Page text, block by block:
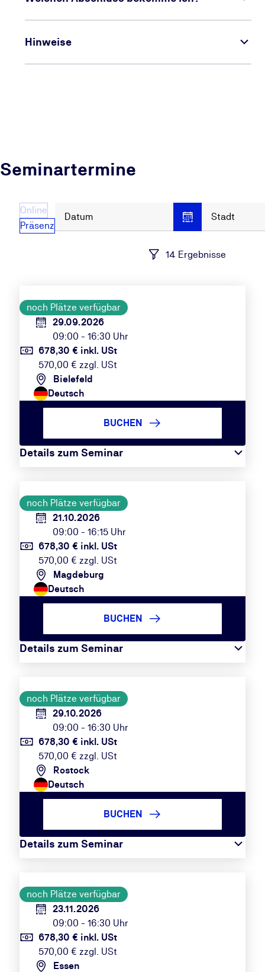
Hinweise
Seminartermine
Online
Präsenz
Datum Stadt
14 Ergebnisse
noch Plätze verfügbar
29.09.2026
09:00 - 16:30 Uhr
678,30 € inkl. USt
570,00 € zzgl. USt
Bielefeld
Deutsch
Details zum Seminar
BUCHEN
noch Plätze verfügbar
21.10.2026
09:00 - 16:15 Uhr
678,30 € inkl. USt
570,00 € zzgl. USt
Magdeburg
Deutsch
Details zum Seminar
BUCHEN
noch Plätze verfügbar
29.10.2026
09:00 - 16:30 Uhr
678,30 € inkl. USt
570,00 € zzgl. USt
Rostock
Deutsch
Details zum Seminar
BUCHEN
noch Plätze verfügbar
23.11.2026
09:00 - 16:30 Uhr
678,30 € inkl. USt
570,00 € zzgl. USt
Essen